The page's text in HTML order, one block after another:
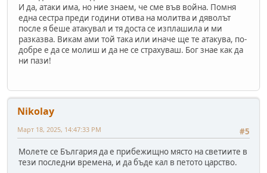
И да, атаки има, но ние знаем, че сме във война. Помня
една сестра преди години отива на молитва и дяволът
после я беше атакувал и тя доста се изплашила и ми
разказва. Викам ами той така или иначе ще те атакува, по-
добре е да се молиш и да не се страхуваш. Бог знае как да
ни пази!
Nikolay
#5
Март 18, 2025, 14:47:33 PM
Молете се България да е прибежищно място на светиите в
тези последни времена, и да бъде кал в петото царство.